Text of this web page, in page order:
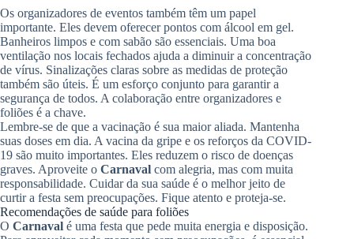
Os organizadores de eventos também têm um papel
importante. Eles devem oferecer pontos com álcool em gel.
Banheiros limpos e com sabão são essenciais. Uma boa
ventilação nos locais fechados ajuda a diminuir a concentração
de vírus. Sinalizações claras sobre as medidas de proteção
também são úteis. É um esforço conjunto para garantir a
segurança de todos. A colaboração entre organizadores e
foliões é a chave.
Lembre-se de que a vacinação é sua maior aliada. Mantenha
suas doses em dia. A vacina da gripe e os reforços da COVID-
19 são muito importantes. Eles reduzem o risco de doenças
graves. Aproveite o Carnaval com alegria, mas com muita
responsabilidade. Cuidar da sua saúde é o melhor jeito de
curtir a festa sem preocupações. Fique atento e proteja-se.
Recomendações de saúde para foliões
O Carnaval é uma festa que pede muita energia e disposição.